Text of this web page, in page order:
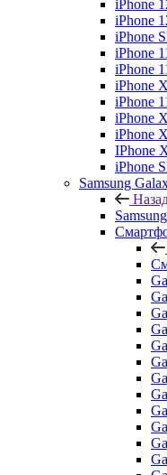
iPhone
iPhone
iPhone
iPhone
iPhone
iPhone
iPhone
iPhone X
iPhone
IPhone
iPhone
Samsung